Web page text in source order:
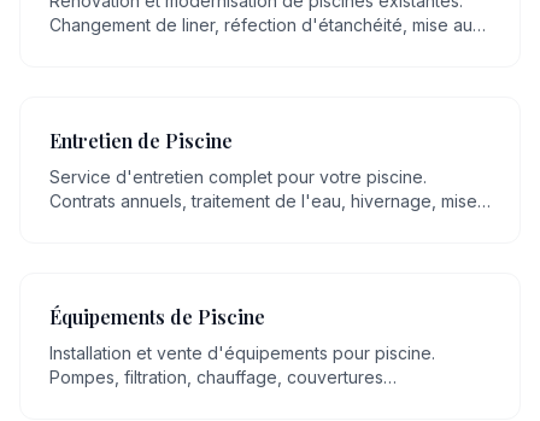
Changement de liner, réfection d'étanchéité, mise aux
Entretien de Piscine
Service d'entretien complet pour votre piscine.
Contrats annuels, traitement de l'eau, hivernage, mise
Équipements de Piscine
Installation et vente d'équipements pour piscine.
Pompes, filtration, chauffage, couvertures